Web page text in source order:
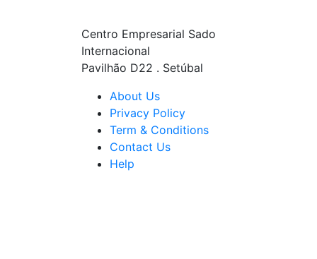
Centro Empresarial Sado
Internacional
Pavilhão D22 . Setúbal
About Us
Privacy Policy
Term & Conditions
Contact Us
Help